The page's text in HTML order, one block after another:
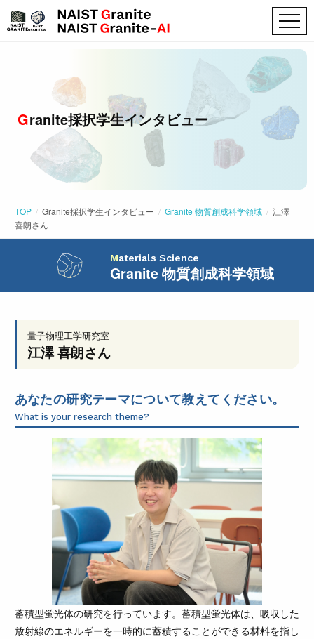
Granite採択学生インタビュー
TOP Granite採択学生インタビュー Granite 物質創成科学領域
江澤
喜朗さん
Materials Science
Granite 物質創成科学領域
量子物理工学研究室
江澤 喜朗さん
あなたの研究テーマについて教えてください。
What is your research theme?
蓄積型蛍光体の研究を行っています。蓄積型蛍光体は、吸収した
放射線のエネルギーを一時的に蓄積することができる材料を指し